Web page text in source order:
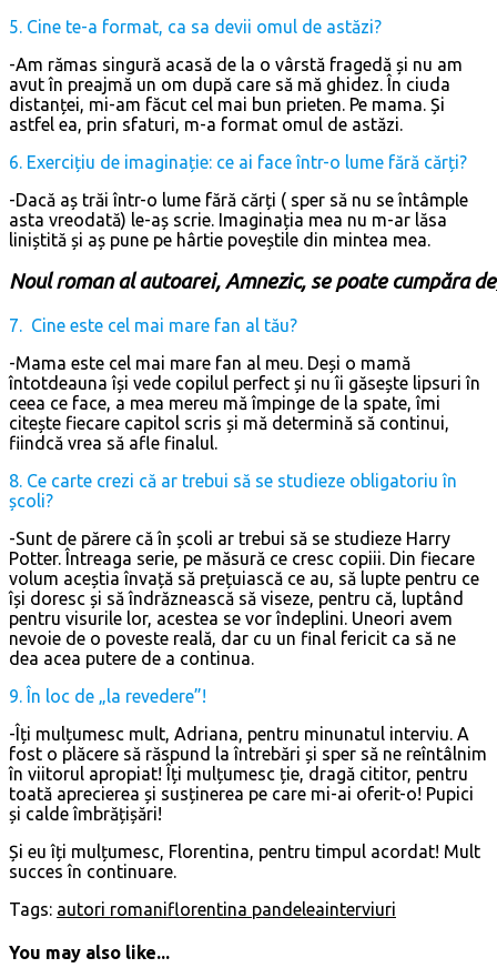
5. Cine te-a format, ca sa devii omul de astăzi?
-Am rămas singură acasă de la o vârstă fragedă și nu am
avut în preajmă un om după care să mă ghidez. În ciuda
distanței, mi-am făcut cel mai bun prieten. Pe mama. Și
astfel ea, prin sfaturi, m-a format omul de astăzi.
6. Exercițiu de imaginație: ce ai face într-o lume fără cărți?
-Dacă aș trăi într-o lume fără cărți ( sper să nu se întâmple
asta vreodată) le-aș scrie. Imaginația mea nu m-ar lăsa
liniștită și aș pune pe hârtie poveștile din mintea mea.
Noul roman al autoarei, Amnezic, se poate cumpăra de
7. Cine este cel mai mare fan al tău?
-Mama este cel mai mare fan al meu. Deși o mamă
întotdeauna își vede copilul perfect și nu îi găsește lipsuri în
ceea ce face, a mea mereu mă împinge de la spate, îmi
citește fiecare capitol scris și mă determină să continui,
fiindcă vrea să afle finalul.
8. Ce carte crezi că ar trebui să se studieze obligatoriu în
școli?
-Sunt de părere că în școli ar trebui să se studieze Harry
Potter. Întreaga serie, pe măsură ce cresc copiii. Din fiecare
volum aceștia învață să prețuiască ce au, să lupte pentru ce
își doresc și să îndrăznească să viseze, pentru că, luptând
pentru visurile lor, acestea se vor îndeplini. Uneori avem
nevoie de o poveste reală, dar cu un final fericit ca să ne
dea acea putere de a continua.
9. În loc de „la revedere”!
-Îți mulțumesc mult, Adriana, pentru minunatul interviu. A
fost o plăcere să răspund la întrebări și sper să ne reîntâlnim
în viitorul apropiat! Îți mulțumesc ție, dragă cititor, pentru
toată aprecierea și susținerea pe care mi-ai oferit-o! Pupici
și calde îmbrățișări!
Și eu îți mulțumesc, Florentina, pentru timpul acordat! Mult
succes în continuare.
Tags: autori romaniflorentina pandeleainterviuri
You may also like...